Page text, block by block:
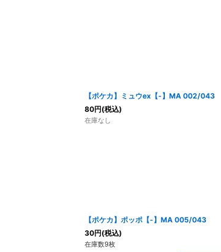
【ポケカ】ミュウex【-】MA 002/043
80円(税込)
在庫なし
【ポケカ】ポッポ【-】MA 005/043
30円(税込)
在庫数9枚